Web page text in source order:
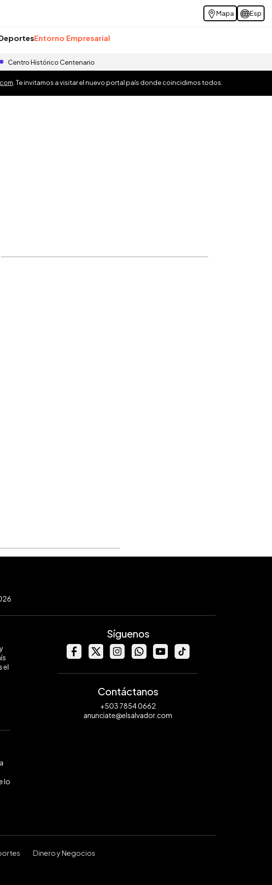
Mapa Esp
Entorno Empresarial
Centro Histórico Centenario
. Te invitamos a visitar el nuevo portal país donde coincidimos todos.
el
lo
Síguenos
Contáctanos
+503 7854 0662
anunciate@elsalvador.com
Dinero y Negocios